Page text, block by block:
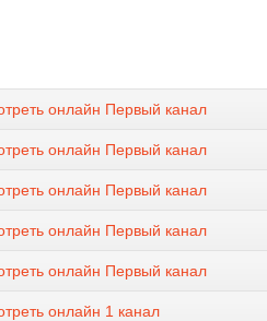
онлайн Первый канал
онлайн Первый канал
онлайн Первый канал
онлайн Первый канал
онлайн Первый канал
онлайн 1 канал